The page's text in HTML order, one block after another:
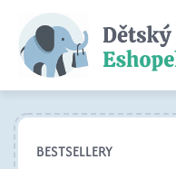
BESTSELLERY